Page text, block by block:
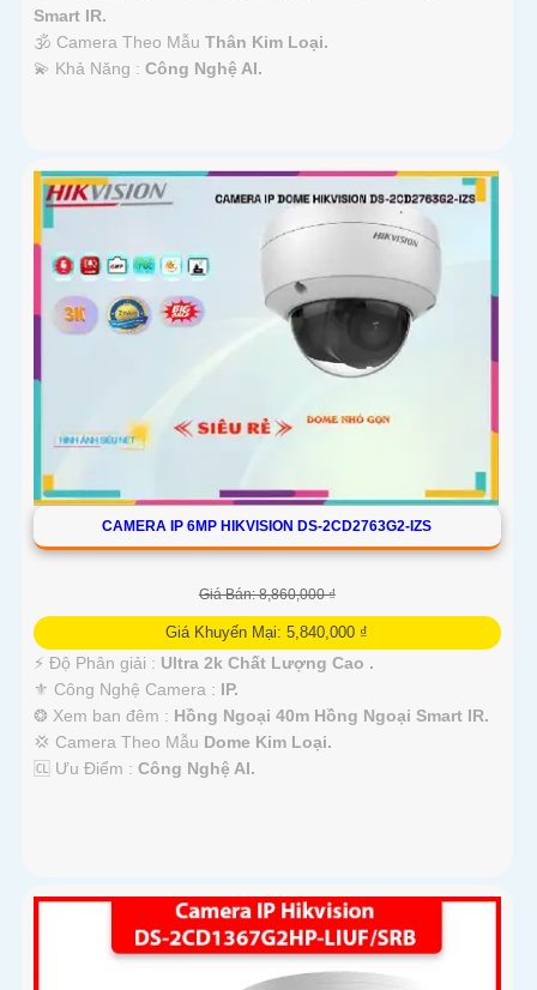
Smart IR.
🕉️ Camera Theo Mẫu Thân Kim Loại.
️💫 Khả Năng : Công Nghệ AI.
CAMERA IP 6MP HIKVISION DS-2CD2763G2-IZS
Giá Bán: 8,860,000 ₫
Giá Khuyến Mại: 5,840,000 ₫
️⚡ Độ Phân giải : Ultra 2k Chất Lượng Cao .
⚜️ Công Nghệ Camera : IP.
❂ Xem ban đêm : Hồng Ngoại 40m Hồng Ngoại Smart IR.
💢 Camera Theo Mẫu Dome Kim Loại.
️🆑 Ưu Điểm : Công Nghệ AI.